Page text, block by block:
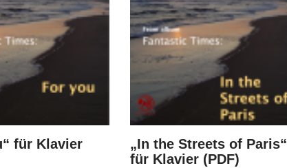
für Klavier
„In the Streets of Paris“
für Klavier (PDF)